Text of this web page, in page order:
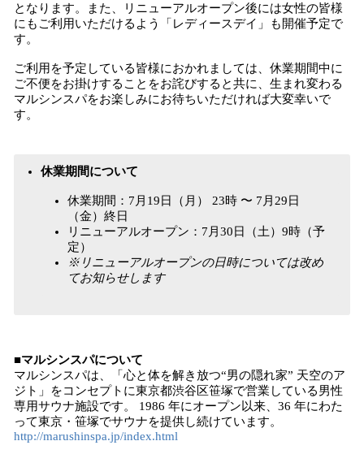
となります。また、リニューアルオープン後には女性の皆様
にもご利用いただけるよう「レディースデイ」も開催予定で
す。
ご利用を予定している皆様におかれましては、休業期間中に
ご不便をお掛けすることをお詫びすると共に、生まれ変わる
マルシンスパをお楽しみにお待ちいただければ大変幸いで
す。
休業期間について
休業期間：7月19日（月） 23時 〜 7月29日
（金）終日
リニューアルオープン：7月30日（土）9時（予
定）
※リニューアルオープンの日時については改め
てお知らせします
■マルシンスパについて
マルシンスパは、「心と体を解き放つ“男の隠れ家” 天空のア
ジト」をコンセプトに東京都渋谷区笹塚で営業している男性
専用サウナ施設です。 1986 年にオープン以来、36 年にわた
って東京・笹塚でサウナを提供し続けています。
http://marushinspa.jp/index.html